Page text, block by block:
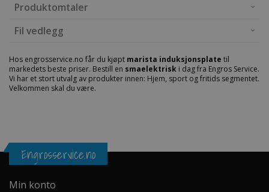
Produktomtaler
Fil vedlegg
Hos engrosservice.no får du kjøpt marista induksjonsplate til
markedets beste priser. Bestill en smaelektrisk i dag fra Engros Service.
Vi har et stort utvalg av produkter innen: Hjem, sport og fritids segmentet.
Velkommen skal du være.
Engrosservice.no
Min konto